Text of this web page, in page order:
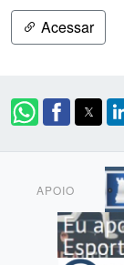
Acessar
APOIO